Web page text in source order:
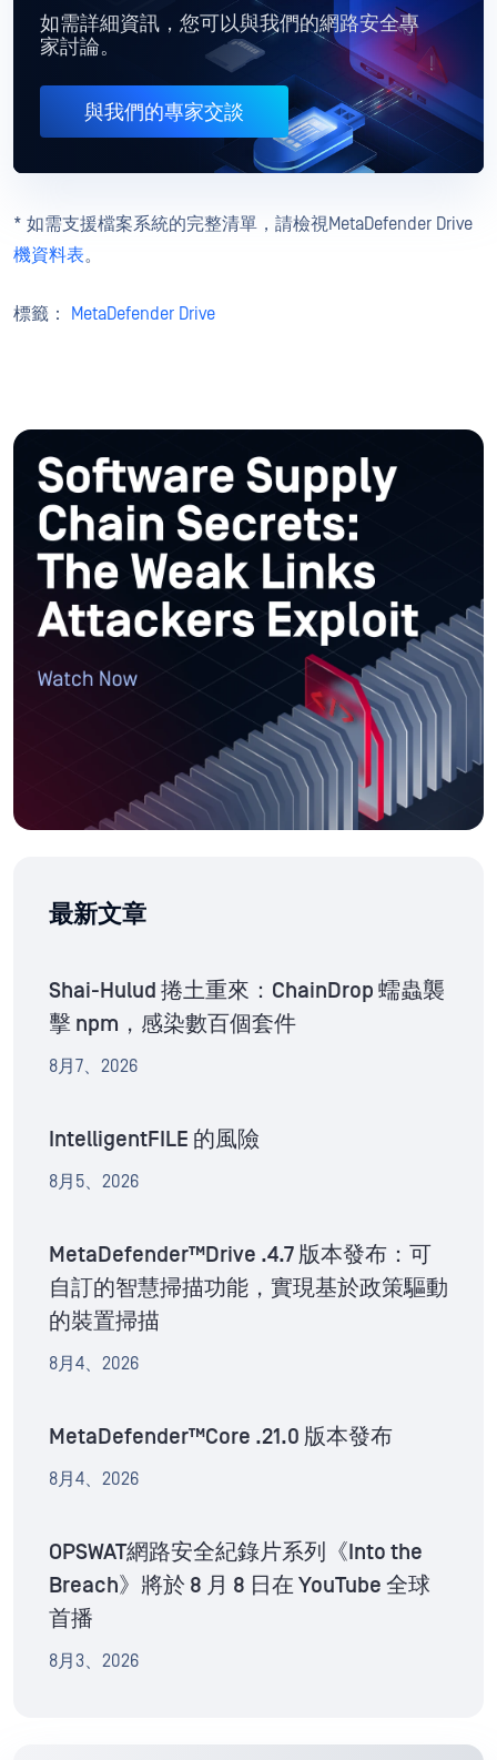
如需詳細資訊，您可以與我們的網路安全專
家討論。
與我們的專家交談
* 如需支援檔案系統的完整清單，請檢視MetaDefender Drive
機資料表。
標籤： MetaDefender Drive
最新文章
Shai-Hulud 捲土重來：ChainDrop 蠕蟲襲
擊 npm，感染數百個套件
8月7、2026
IntelligentFILE 的風險
8月5、2026
MetaDefender™Drive .4.7 版本發布：可
自訂的智慧掃描功能，實現基於政策驅動
的裝置掃描
8月4、2026
MetaDefender™Core .21.0 版本發布
8月4、2026
OPSWAT網路安全紀錄片系列《Into the
Breach》將於 8 月 8 日在 YouTube 全球
首播
8月3、2026